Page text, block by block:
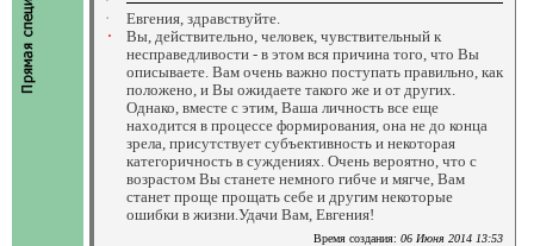
Евгения, здравствуйте.
Вы, действительно, человек, чувствительный к
несправедливости - в этом вся причина того, что Вы
описываете. Вам очень важно поступать правильно, как
положено, и Вы ожидаете такого же и от других.
Однако, вместе с этим, Ваша личность все еще
находится в процессе формирования, она не до конца
зрела, присутствует субъективность и некоторая
категоричность в суждениях. Очень вероятно, что с
возрастом Вы станете немного гибче и мягче, Вам
станет проще прощать себе и другим некоторые
ошибки в жизни.Удачи Вам, Евгения!
Время создания: 06 Июня 2014 13:53